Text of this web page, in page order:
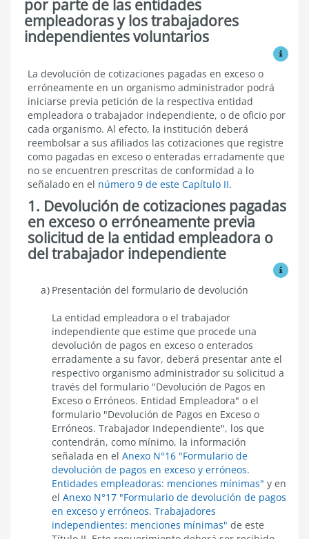
por parte de las entidades
empleadoras y los trabajadores
independientes voluntarios
Ver
Procedimientos
de
devolución
de
las
cotizaciones
pagadas
en
exceso
o
enteradas
erróneamente
por
parte
de
las
entidades
independientes
voluntarios
La devolución de cotizaciones pagadas en exceso o
erróneamente en un organismo administrador podrá
iniciarse previa petición de la respectiva entidad
empleadora o trabajador independiente, o de oficio por
cada organismo. Al efecto, la institución deberá
reembolsar a sus afiliados las cotizaciones que registre
como pagadas en exceso o enteradas erradamente que
no se encuentren prescritas de conformidad a lo
señalado en el número 9 de este Capítulo II.
1. Devolución de cotizaciones pagadas
en exceso o erróneamente previa
solicitud de la entidad empleadora o
del trabajador independiente
Ver
Devolución
cotizaciones
pagadas
exceso
erróneamente
previa
solicitud
entidad
empleadora
trabajador
independiente
Presentación del formulario de devolución
La entidad empleadora o el trabajador
independiente que estime que procede una
devolución de pagos en exceso o enterados
erradamente a su favor, deberá presentar ante el
respectivo organismo administrador su solicitud a
través del formulario "Devolución de Pagos en
Exceso o Erróneos. Entidad Empleadora" o el
formulario "Devolución de Pagos en Exceso o
Erróneos. Trabajador Independiente", los que
contendrán, como mínimo, la información
señalada en el Anexo N°16 "Formulario de
devolución de pagos en exceso y erróneos.
Entidades empleadoras: menciones mínimas" y en
el Anexo N°17 "Formulario de devolución de pagos
en exceso y erróneos. Trabajadores
independientes: menciones mínimas" de este